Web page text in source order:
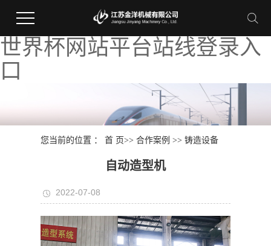
世界杯网站平台站线登录入
口
您当前的位置 ：首 页>>合作案例 >>铸造设备
自动造型机
2022-07-08